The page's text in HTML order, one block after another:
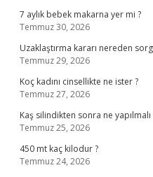
7 aylık bebek makarna yer mi ?
Temmuz 30, 2026
Uzaklaştırma kararı nereden
Temmuz 29, 2026
Koç kadını cinsellikte ne ister ?
Temmuz 27, 2026
Kaş silindikten sonra ne yapılmalı
Temmuz 25, 2026
450 mt kaç kilodur ?
Temmuz 24, 2026